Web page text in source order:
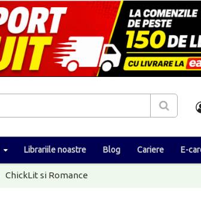
Librariile noastre Blog Cariere E-
ChickLit si Romance